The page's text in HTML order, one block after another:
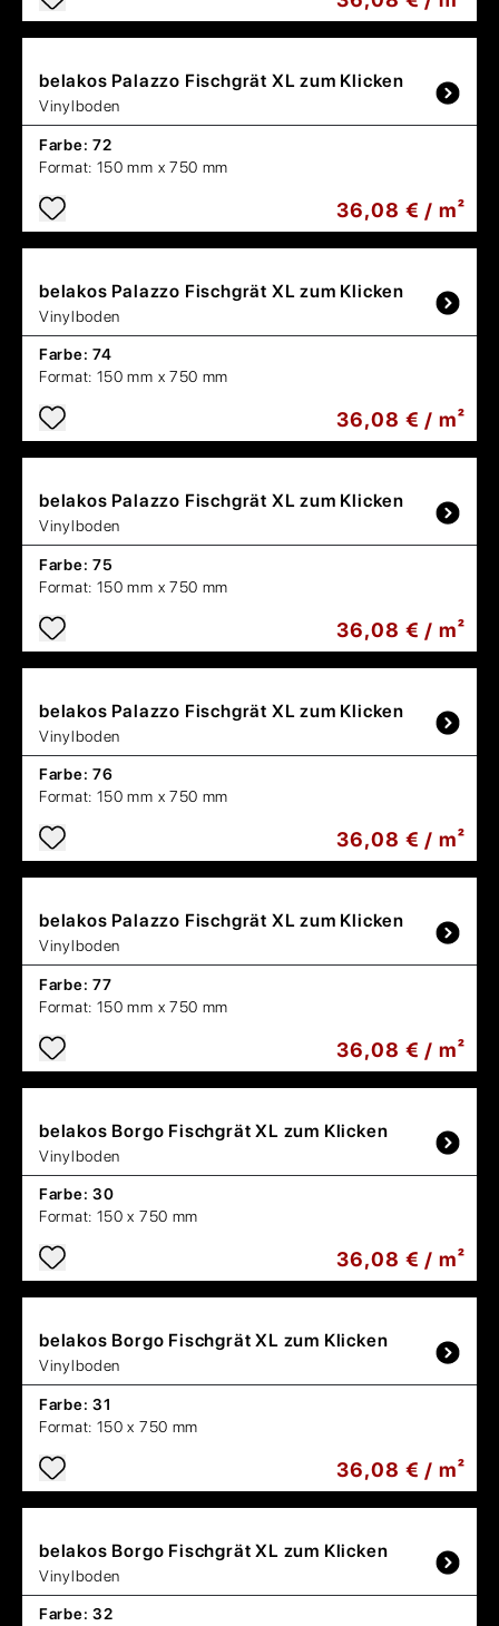
belakos Palazzo Fischgrät XL zum Klicken
Vinylboden
Farbe: 72
Format: 150 mm x 750 mm
36,08 € / m²
belakos Palazzo Fischgrät XL zum Klicken
Vinylboden
Farbe: 74
Format: 150 mm x 750 mm
36,08 € / m²
belakos Palazzo Fischgrät XL zum Klicken
Vinylboden
Farbe: 75
Format: 150 mm x 750 mm
36,08 € / m²
belakos Palazzo Fischgrät XL zum Klicken
Vinylboden
Farbe: 76
Format: 150 mm x 750 mm
36,08 € / m²
belakos Palazzo Fischgrät XL zum Klicken
Vinylboden
Farbe: 77
Format: 150 mm x 750 mm
36,08 € / m²
belakos Borgo Fischgrät XL zum Klicken
Vinylboden
Farbe: 30
Format: 150 x 750 mm
36,08 € / m²
belakos Borgo Fischgrät XL zum Klicken
Vinylboden
Farbe: 31
Format: 150 x 750 mm
36,08 € / m²
belakos Borgo Fischgrät XL zum Klicken
Vinylboden
Farbe: 32